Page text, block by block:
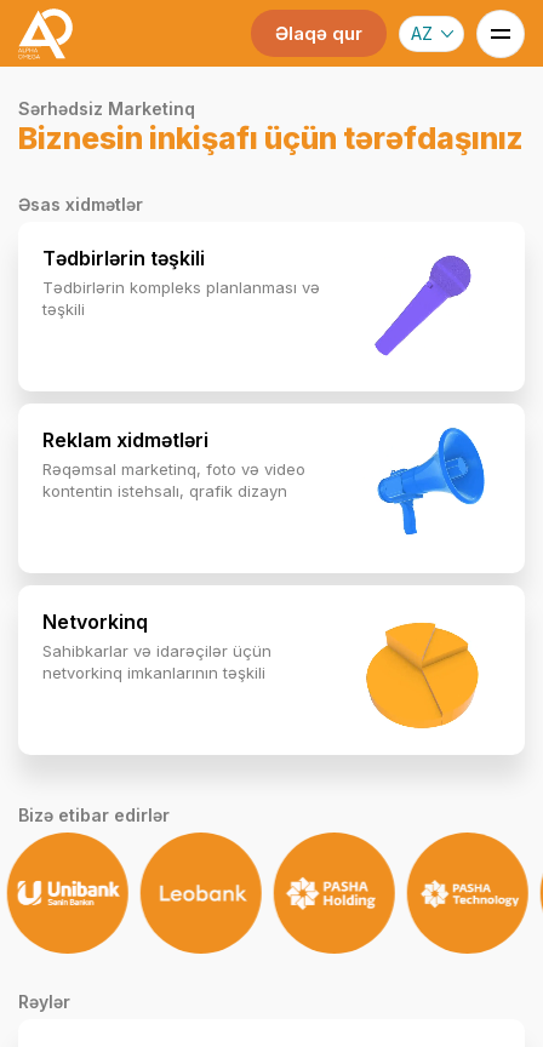
Əlaqə qur AZ
Sərhədsiz Marketinq
Biznesin inkişafı üçün tərəfdaşınız
Əsas xidmətlər
Tədbirlərin təşkili
Tədbirlərin kompleks planlanması və
təşkili
Reklam xidmətləri
Rəqəmsal marketinq, foto və video
kontentin istehsalı, qrafik dizayn
Netvorkinq
Sahibkarlar və idarəçilər üçün
netvorkinq imkanlarının təşkili
Bizə etibar edirlər
Rəylər